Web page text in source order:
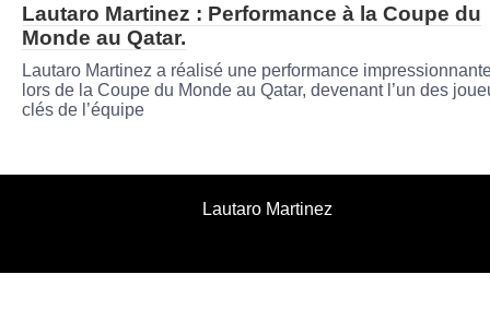
Lautaro Martinez : Performance à la Coupe du
Monde au Qatar.
Lautaro Martinez a réalisé une performance
lors de la Coupe du Monde au Qatar, devenant l’un des
clés de l’équipe
Lautaro Martinez